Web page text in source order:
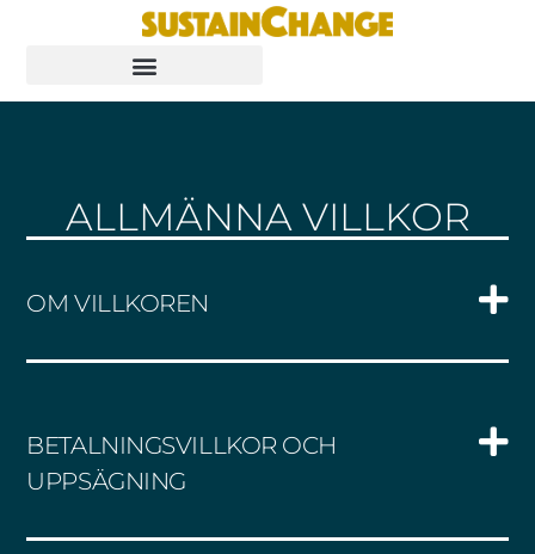
ALLMÄNNA VILLKOR
OM VILLKOREN
BETALNINGSVILLKOR OCH
UPPSÄGNING